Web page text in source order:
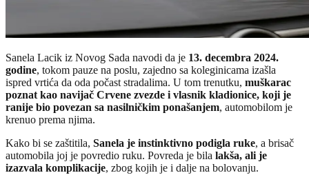
Sanela Lacik iz Novog Sada navodi da je 13. decembra 2024.
godine, tokom pauze na poslu, zajedno sa koleginicama izašla
ispred vrtića da oda počast stradalima. U tom trenutku, muškarac
poznat kao navijač Crvene zvezde i vlasnik kladionice, koji je
ranije bio povezan sa nasilničkim ponašanjem, automobilom je
krenuo prema njima.
Kako bi se zaštitila, Sanela je instinktivno podigla ruke, a brisač
automobila joj je povredio ruku. Povreda je bila lakša, ali je
izazvala komplikacije, zbog kojih je i dalje na bolovanju.